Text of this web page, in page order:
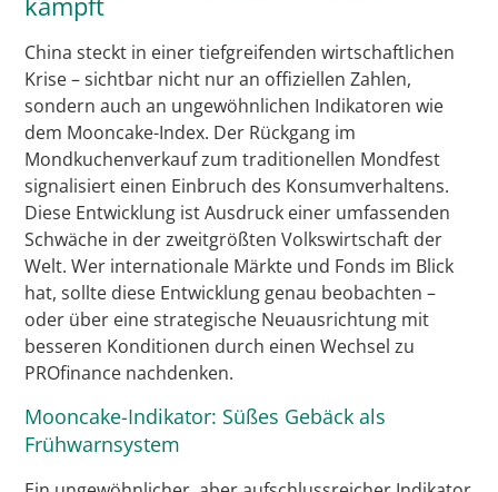
China steckt in einer tiefgreifenden wirtschaftlichen
Krise – sichtbar nicht nur an offiziellen Zahlen,
sondern auch an ungewöhnlichen Indikatoren wie
dem Mooncake-Index. Der Rückgang im
Mondkuchenverkauf zum traditionellen Mondfest
signalisiert einen Einbruch des Konsumverhaltens.
Diese Entwicklung ist Ausdruck einer umfassenden
Schwäche in der zweitgrößten Volkswirtschaft der
Welt. Wer internationale Märkte und Fonds im Blick
hat, sollte diese Entwicklung genau beobachten –
oder über eine strategische Neuausrichtung mit
besseren Konditionen durch einen Wechsel zu
PROfinance nachdenken.
Mooncake-Indikator: Süßes Gebäck als
Frühwarnsystem